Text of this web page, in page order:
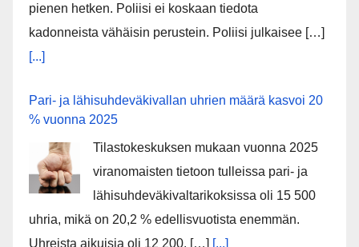
pienen hetken. Poliisi ei koskaan tiedota
kadonneista vähäisin perustein. Poliisi julkaisee […]
[...]
Pari- ja lähisuhdeväkivallan uhrien määrä kasvoi 20
% vuonna 2025
Tilastokeskuksen mukaan vuonna 2025
viranomaisten tietoon tulleissa pari- ja
lähisuhdeväkivaltarikoksissa oli 15 500
uhria, mikä on 20,2 % edellisvuotista enemmän.
Uhreista aikuisia oli 12 200, […] [...]